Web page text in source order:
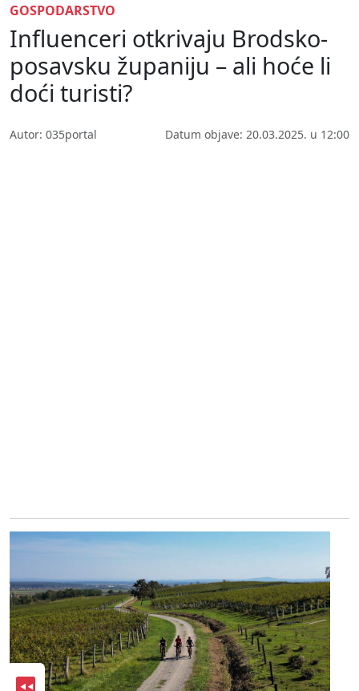
GOSPODARSTVO
Influenceri otkrivaju Brodsko-
posavsku županiju – ali hoće li
doći turisti?
Autor: 035portal Datum objave: 20.03.2025. u 12:00